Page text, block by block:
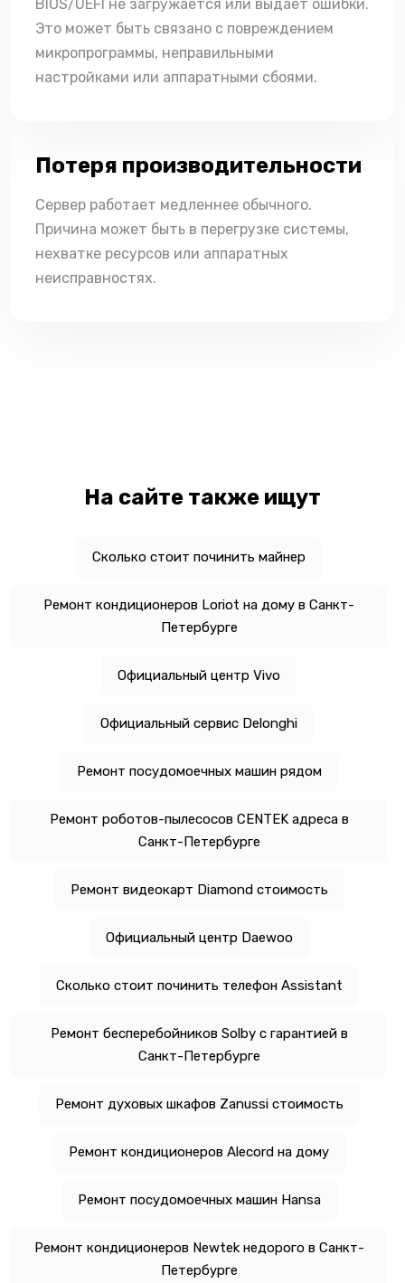
BIOS/UEFI не загружается или выдает ошибки.
Это может быть связано с повреждением
микропрограммы, неправильными
настройками или аппаратными сбоями.
Потеря производительности
Сервер работает медленнее обычного.
Причина может быть в перегрузке системы,
нехватке ресурсов или аппаратных
неисправностях.
На сайте также ищут
Сколько стоит починить майнер
Ремонт кондиционеров Loriot на дому в Санкт-
Петербурге
Официальный центр Vivo
Официальный сервис Delonghi
Ремонт посудомоечных машин рядом
Ремонт роботов-пылесосов CENTEK адреса в
Санкт-Петербурге
Ремонт видеокарт Diamond стоимость
Официальный центр Daewoo
Сколько стоит починить телефон Assistant
Ремонт бесперебойников Solby с гарантией в
Санкт-Петербурге
Ремонт духовых шкафов Zanussi стоимость
Ремонт кондиционеров Alecord на дому
Ремонт посудомоечных машин Hansa
Ремонт кондиционеров Newtek недорого в Санкт-
Петербурге